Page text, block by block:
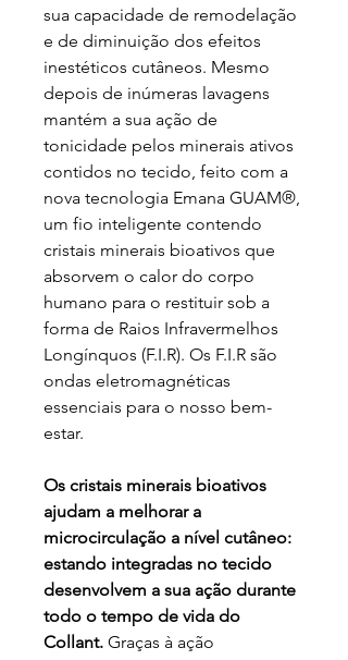
sua capacidade de remodelação
e de diminuição dos efeitos
inestéticos cutâneos. Mesmo
depois de inúmeras lavagens
mantém a sua ação de
tonicidade pelos minerais ativos
contidos no tecido, feito com a
nova tecnologia Emana GUAM®,
um fio inteligente contendo
cristais minerais bioativos que
absorvem o calor do corpo
humano para o restituir sob a
forma de Raios Infravermelhos
Longínquos (F.I.R). Os F.I.R são
ondas eletromagnéticas
essenciais para o nosso bem-
estar.
Os cristais minerais bioativos
ajudam a melhorar a
microcirculação a nível cutâneo:
estando integradas no tecido
desenvolvem a sua ação durante
todo o tempo de vida do
Collant. Graças à ação